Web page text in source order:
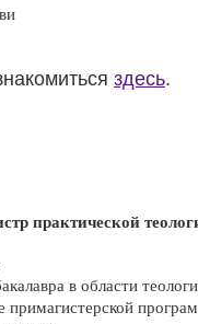
здесь.
практической
в области
примагистерской